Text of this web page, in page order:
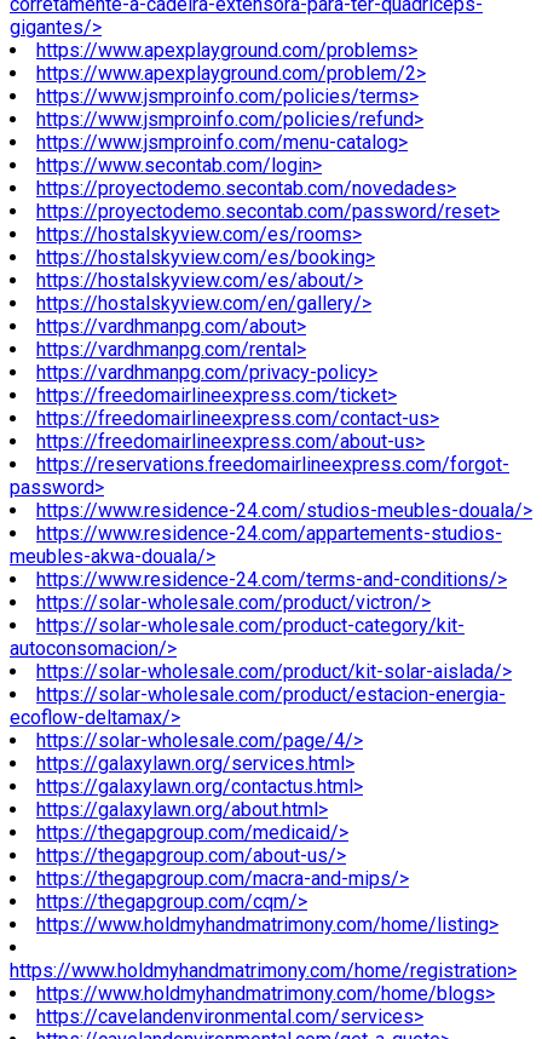
corretamente-a-cadeira-extensora-para-ter-quadriceps-
gigantes/>
https://www.apexplayground.com/problems>
https://www.apexplayground.com/problem/2>
https://www.jsmproinfo.com/policies/terms>
https://www.jsmproinfo.com/policies/refund>
https://www.jsmproinfo.com/menu-catalog>
https://www.secontab.com/login>
https://proyectodemo.secontab.com/novedades>
https://proyectodemo.secontab.com/password/reset>
https://hostalskyview.com/es/rooms>
https://hostalskyview.com/es/booking>
https://hostalskyview.com/es/about/>
https://hostalskyview.com/en/gallery/>
https://vardhmanpg.com/about>
https://vardhmanpg.com/rental>
https://vardhmanpg.com/privacy-policy>
https://freedomairlineexpress.com/ticket>
https://freedomairlineexpress.com/contact-us>
https://freedomairlineexpress.com/about-us>
https://reservations.freedomairlineexpress.com/forgot-
password>
https://www.residence-24.com/studios-meubles-douala/>
https://www.residence-24.com/appartements-studios-
meubles-akwa-douala/>
https://www.residence-24.com/terms-and-conditions/>
https://solar-wholesale.com/product/victron/>
https://solar-wholesale.com/product-category/kit-
autoconsomacion/>
https://solar-wholesale.com/product/kit-solar-aislada/>
https://solar-wholesale.com/product/estacion-energia-
ecoflow-deltamax/>
https://solar-wholesale.com/page/4/>
https://galaxylawn.org/services.html>
https://galaxylawn.org/contactus.html>
https://galaxylawn.org/about.html>
https://thegapgroup.com/medicaid/>
https://thegapgroup.com/about-us/>
https://thegapgroup.com/macra-and-mips/>
https://thegapgroup.com/cqm/>
https://www.holdmyhandmatrimony.com/home/listing>
https://www.holdmyhandmatrimony.com/home/registration>
https://www.holdmyhandmatrimony.com/home/blogs>
https://cavelandenvironmental.com/services>